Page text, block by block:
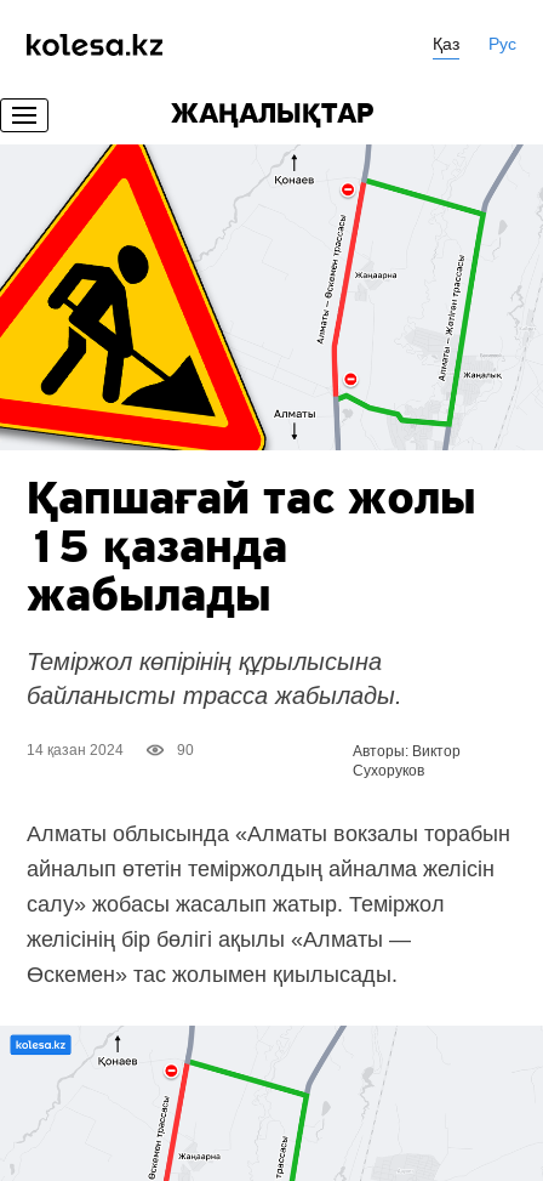
Қаз Рус
ЖАҢАЛЫҚТАР
Қапшағай тас жолы
15 қазанда
жабылады
Теміржол көпірінің құрылысына
байланысты трасса жабылады.
14 қазан 2024 90
Авторы: Виктор
Сухоруков
Алматы облысында «Алматы вокзалы торабын
айналып өтетін теміржолдың айналма желісін
салу» жобасы жасалып жатыр. Теміржол
желісінің бір бөлігі ақылы «Алматы —
Өскемен» тас жолымен қиылысады.